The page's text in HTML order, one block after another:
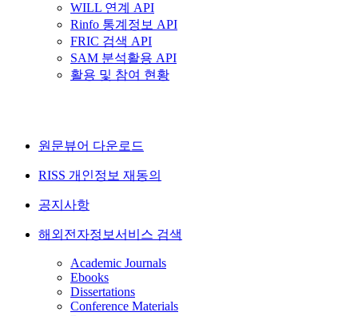
WILL 연계 API
Rinfo 통계정보 API
FRIC 검색 API
SAM 분석활용 API
활용 및 참여 현황
원문뷰어 다운로드
RISS 개인정보 재동의
공지사항
해외전자정보서비스 검색
Academic Journals
Ebooks
Dissertations
Conference Materials